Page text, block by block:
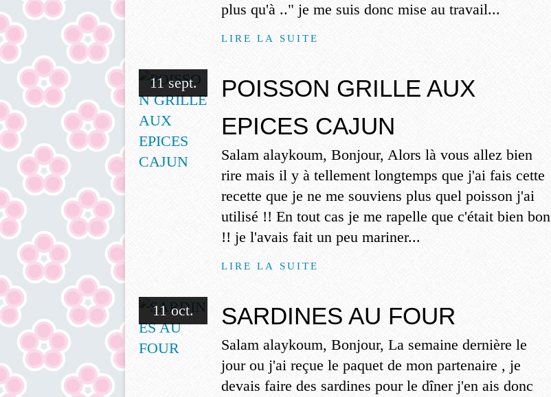
plus qu'à .." je me suis donc mise au travail...
LIRE LA SUITE
11 sept.
POISSON GRILLE AUX
EPICES CAJUN
Salam alaykoum, Bonjour, Alors là vous allez bien
rire mais il y à tellement longtemps que j'ai fais cette
recette que je ne me souviens plus quel poisson j'ai
utilisé !! En tout cas je me rapelle que c'était bien bon
!! je l'avais fait un peu mariner...
LIRE LA SUITE
11 oct. SARDINES AU FOUR
Salam alaykoum, Bonjour, La semaine dernière le
jour ou j'ai reçue le paquet de mon partenaire , je
devais faire des sardines pour le dîner j'en ais donc